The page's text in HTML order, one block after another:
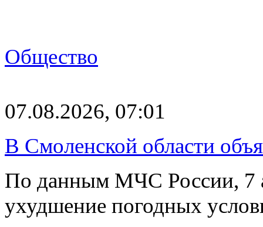
Общество
07.08.2026, 07:01
В Смоленской области
По данным МЧС России, 7
ухудшение погодных